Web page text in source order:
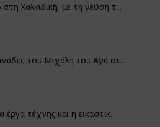
Χαλκιδική, με τη γεύση τ...
του Μιχάλη του Αγά στ...
έργα τέχνης και η εικαστικ...